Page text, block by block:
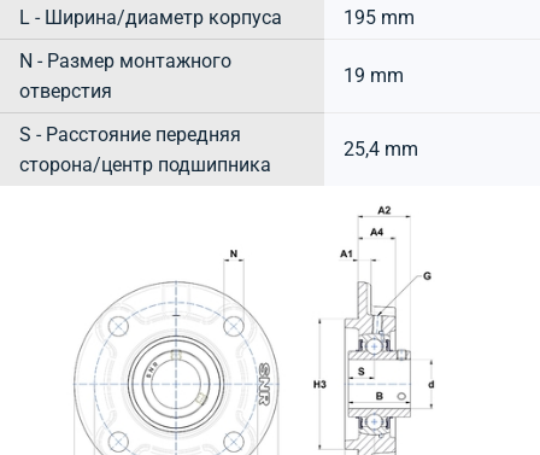
L - Ширина/диаметр корпуса
195 mm
N - Размер монтажного
отверстия
19 mm
S - Расстояние передняя
сторона/центр подшипника
25,4 mm